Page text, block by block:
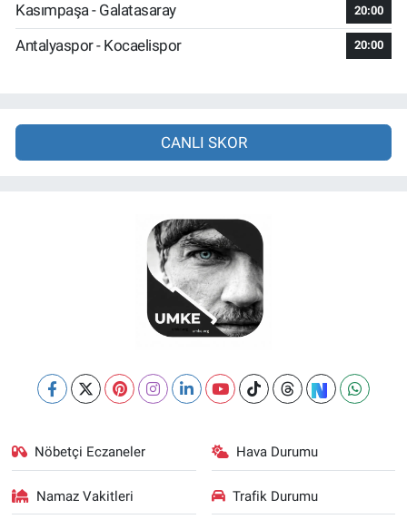
Kasımpaşa - Galatasaray 20:00
Antalyaspor - Kocaelispor 20:00
CANLI SKOR
Nöbetçi Eczaneler Hava Durumu
Namaz Vakitleri Trafik Durumu